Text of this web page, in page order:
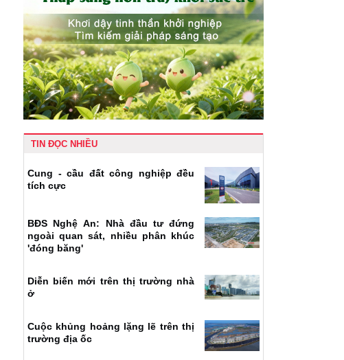
TIN ĐỌC NHIỀU
Cung - cầu đất công nghiệp đều
tích cực
BĐS Nghệ An: Nhà đầu tư đứng
ngoài quan sát, nhiều phân khúc
'đóng băng'
Diễn biến mới trên thị trường nhà
ở
Cuộc khủng hoảng lặng lẽ trên thị
trường địa ốc